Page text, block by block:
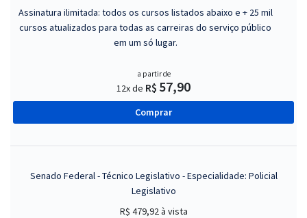
Assinatura ilimitada: todos os cursos listados abaixo e + 25 mil
cursos atualizados para todas as carreiras do serviço público
em um só lugar.
a partir de
12x de R$ 57,90
Comprar
Senado Federal - Técnico Legislativo - Especialidade: Policial
Legislativo
R$ 479,92à vista